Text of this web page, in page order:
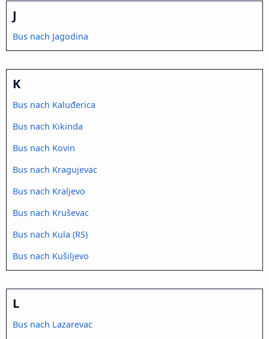
J
Bus nach Jagodina
K
Bus nach Kaluđerica
Bus nach Kikinda
Bus nach Kovin
Bus nach Kragujevac
Bus nach Kraljevo
Bus nach Kruševac
Bus nach Kula (RS)
Bus nach Kušiljevo
L
Bus nach Lazarevac